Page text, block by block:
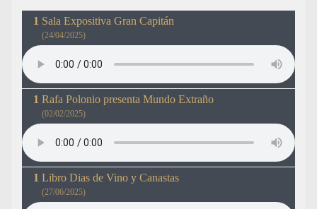
Sala Expositiva Gran Capitán
(24/04/2025)
Rafa Polonio presenta Mundo Extraño
(02/02/2025)
Libro Dias de Vino y Canastas
(27/06/2025)